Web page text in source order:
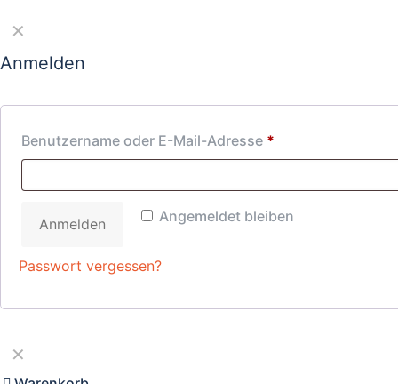
✕
Anmelden
Benutzername oder E-Mail-Adresse *
Angemeldet bleiben
Anmelden
Passwort vergessen?
✕